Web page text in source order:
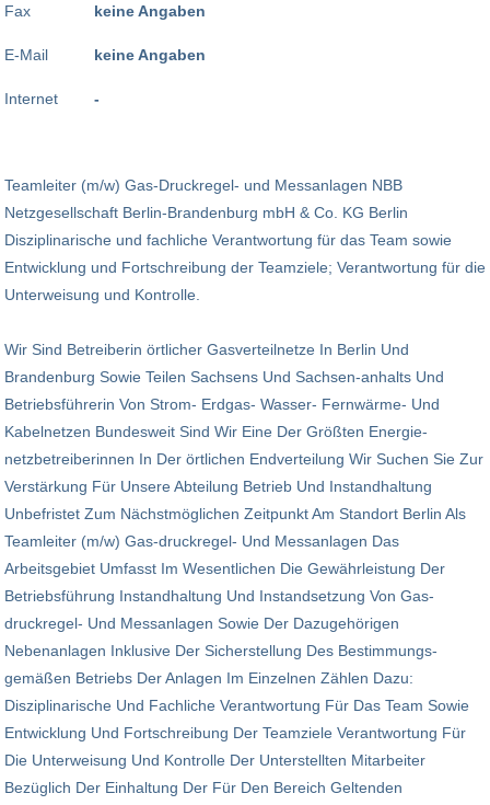
Fax
E-Mail
Internet
keine Angaben
keine Angaben
-
Teamleiter (m/w) Gas-Druckregel- und Messanlagen NBB
Netzgesellschaft Berlin-Brandenburg mbH & Co. KG Berlin
Disziplinarische und fachliche Verantwortung für das Team sowie
Entwicklung und Fortschreibung der Teamziele; Verantwortung für die
Unterweisung und Kontrolle.
Wir Sind Betreiberin örtlicher Gasverteilnetze In Berlin Und
Brandenburg Sowie Teilen Sachsens Und Sachsen-anhalts Und
Betriebsführerin Von Strom- Erdgas- Wasser- Fernwärme- Und
Kabelnetzen Bundesweit Sind Wir Eine Der Größten Energie­
netzbetreiberinnen In Der örtlichen Endverteilung Wir Suchen Sie Zur
Verstärkung Für Unsere Abteilung Betrieb Und Instandhaltung
Unbefristet Zum Nächstmöglichen Zeitpunkt Am Standort Berlin Als
Teamleiter (m/w) Gas-druckregel- Und Messanlagen Das
Arbeitsgebiet Umfasst Im Wesentlichen Die Gewährleistung Der
Betriebsführung Instandhaltung Und Instandsetzung Von Gas-
druckregel- Und Messanlagen Sowie Der Dazugehörigen
Nebenanlagen Inklusive Der Sicherstellung Des Bestimmungs­
gemäßen Betriebs Der Anlagen Im Einzelnen Zählen Dazu:
Disziplinarische Und Fachliche Verantwortung Für Das Team Sowie
Entwicklung Und Fortschreibung Der Teamziele Verantwortung Für
Die Unterweisung Und Kontrolle Der Unterstellten Mitarbeiter
Bezüglich Der Einhaltung Der Für Den Bereich Geltenden